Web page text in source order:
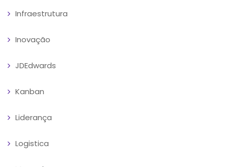
Infraestrutura
Inovação
JDEdwards
Kanban
Liderança
Logistica